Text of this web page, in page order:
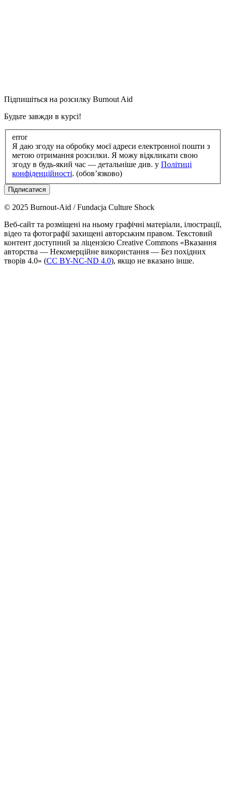
Підпишіться на розсилку Burnout Aid
Будьте завжди в курсі!
error
Я даю згоду на обробку моєї адреси електронної пошти з
метою отримання розсилки. Я можу відкликати свою
згоду в будь‑який час — детальніше див. у Політиці
конфіденційності. (обов’язково)
Підписатися
© 2025 Burnout-Aid / Fundacja Culture Shock
Веб-сайт та розміщені на ньому графічні матеріали, ілюстрації,
відео та фотографії захищені авторським правом. Текстовий
контент доступний за ліцензією Creative Commons «Вказання
авторства — Некомерційне використання — Без похідних
творів 4.0» (CC BY-NC-ND 4.0), якщо не вказано інше.